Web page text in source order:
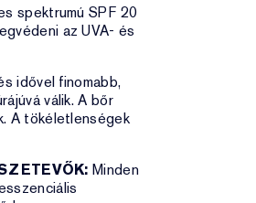
spektrumú SPF 20
az UVA- és
idővel finomabb,
válik. A bőr
A tökéletlenségek
Minden